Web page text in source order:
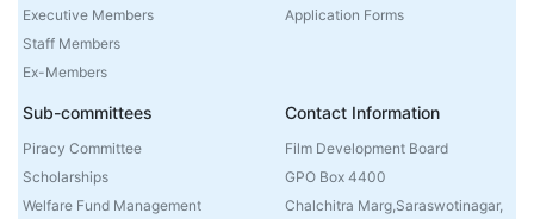
Executive Members
Staff Members
Ex-Members
Application Forms
Sub-committees
Piracy Committee
Scholarships
Welfare Fund Management
Contact Information
Film Development Board
GPO Box 4400
Chalchitra Marg,Saraswotinagar,